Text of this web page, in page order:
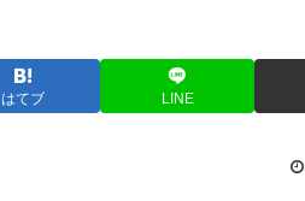
はてブ LINE